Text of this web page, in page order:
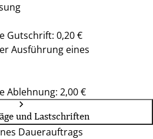
Gutschrift: 0,20 €
Ausführung eines
Ablehnung: 2,00 €
und Lastschriften
Dauerauftrags